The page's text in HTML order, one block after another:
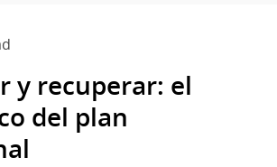
y recuperar: el
del plan